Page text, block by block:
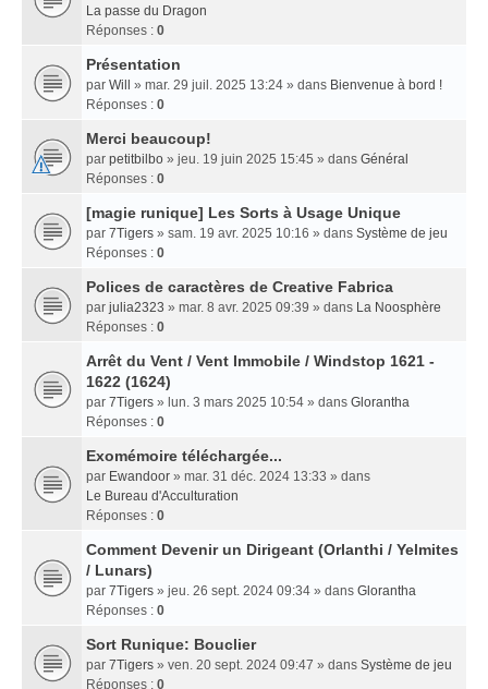
La passe du Dragon
Réponses : 0
Présentation
par Will » mar. 29 juil. 2025 13:24 » dans Bienvenue à bord !
Réponses : 0
Merci beaucoup!
par petitbilbo » jeu. 19 juin 2025 15:45 » dans Général
Réponses : 0
[magie runique] Les Sorts à Usage Unique
par 7Tigers » sam. 19 avr. 2025 10:16 » dans Système de jeu
Réponses : 0
Polices de caractères de Creative Fabrica
par julia2323 » mar. 8 avr. 2025 09:39 » dans La Noosphère
Réponses : 0
Arrêt du Vent / Vent Immobile / Windstop 1621 -
1622 (1624)
par 7Tigers » lun. 3 mars 2025 10:54 » dans Glorantha
Réponses : 0
Exomémoire téléchargée...
par Ewandoor » mar. 31 déc. 2024 13:33 » dans
Le Bureau d'Acculturation
Réponses : 0
Comment Devenir un Dirigeant (Orlanthi / Yelmites
/ Lunars)
par 7Tigers » jeu. 26 sept. 2024 09:34 » dans Glorantha
Réponses : 0
Sort Runique: Bouclier
par 7Tigers » ven. 20 sept. 2024 09:47 » dans Système de jeu
Réponses : 0